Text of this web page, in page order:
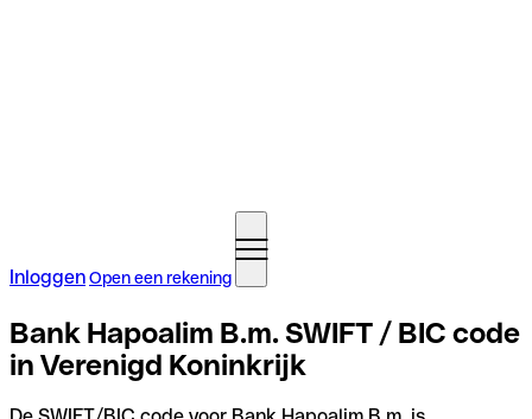
InloggenOpen een rekening
Bank Hapoalim B.m. SWIFT / BIC code
in Verenigd Koninkrijk